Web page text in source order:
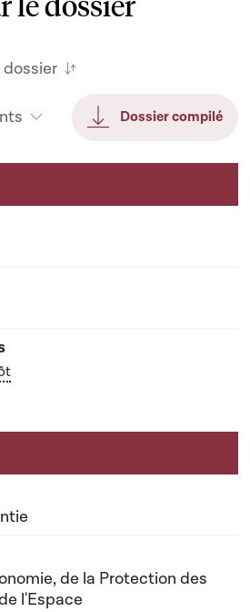
Dossier compilé
de la Protection des
l'Espace